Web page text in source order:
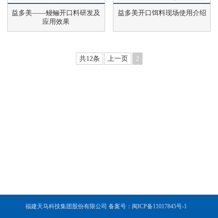
益多美——鳗鲡开口料研发及
应用效果
益多美开口饵料现场使用介绍
共12条 上一页 2
福建天马科技集团股份有限公司 备案号：闽ICP备11017845号-1